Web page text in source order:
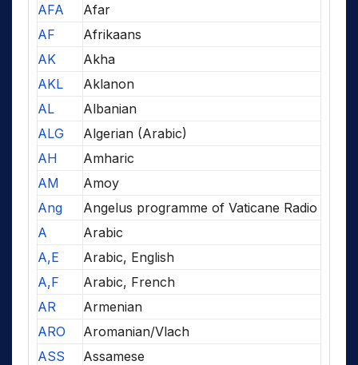
AFA
Afar
AF
Afrikaans
AK
Akha
AKL
Aklanon
AL
Albanian
ALG
Algerian (Arabic)
AH
Amharic
AM
Amoy
Ang
Angelus programme of Vaticane Radio
A
Arabic
A,E
Arabic, English
A,F
Arabic, French
AR
Armenian
ARO
Aromanian/Vlach
ASS
Assamese